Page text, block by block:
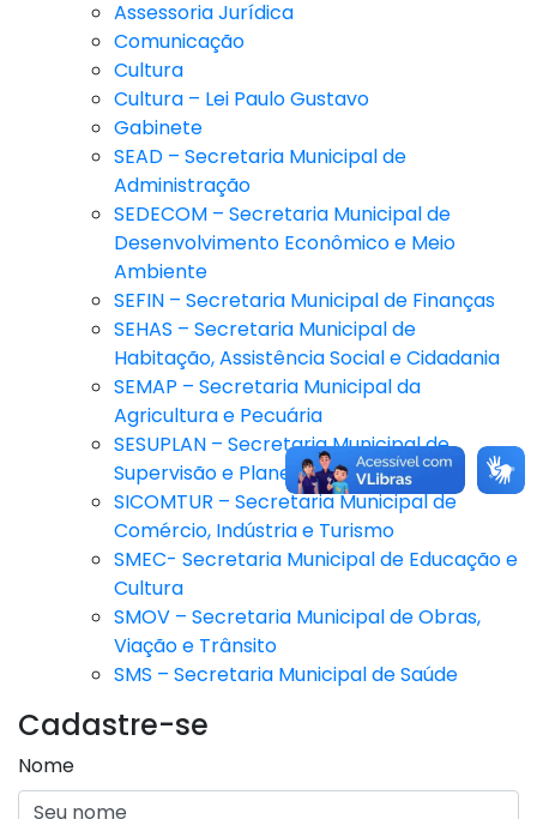
Assessoria Jurídica
Comunicação
Cultura
Cultura – Lei Paulo Gustavo
Gabinete
SEAD – Secretaria Municipal de
Administração
SEDECOM – Secretaria Municipal de
Desenvolvimento Econômico e Meio
Ambiente
SEFIN – Secretaria Municipal de Finanças
SEHAS – Secretaria Municipal de
Habitação, Assistência Social e Cidadania
SEMAP – Secretaria Municipal da
Agricultura e Pecuária
SESUPLAN – Secretaria Municipal de
Supervisão e Planejamento
SICOMTUR – Secretaria Municipal de
Comércio, Indústria e Turismo
SMEC- Secretaria Municipal de Educação e
Cultura
SMOV – Secretaria Municipal de Obras,
Viação e Trânsito
SMS – Secretaria Municipal de Saúde
Cadastre-se
Nome